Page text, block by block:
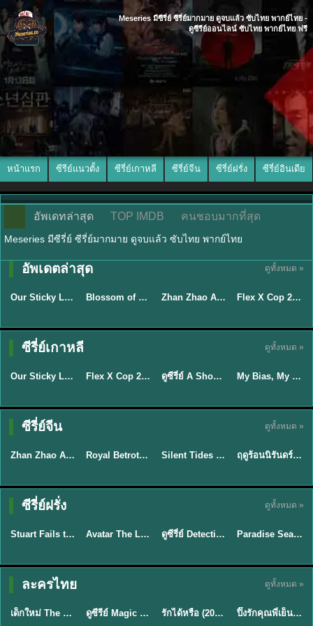
Meseries มีซีรี่ย์ ซีรี่ย์มากมาย ดูจบแล้ว ซับไทย พากย์ไทย -
ดูซีรีย์ออนไลน์ ซับไทย พากย์ไทย ฟรี
หน้าแรก ซีรีย์แนวตั้ง ซีรี่ย์เกาหลี ซีรี่ย์จีน ซีรี่ย์ฝรั่ง ซีรี่ย์อินเดีย
อัพเดทล่าสุด TOP IMDB คนชอบมากที่สุด
Meseries มีซีรี่ย์ ซีรี่ย์มากมาย ดูจบแล้ว ซับไทย พากย์ไทย
อัพเดตล่าสุด ดูทั้งหมด »
★6
ซับไทย
Our Sticky Love รักติดหนึบ (2026) พากย์ไทย ซับไทย EP.1-12 Blossom of Power (2026) บุหงาซ่อนคม พากย์ไทย ซับไทย EP1-36 ★5 Zhan Zhao Adventures จั่นเจาตะลุยยุทธภพ (2026) พากย์ไทย ซับไทย EP.1-37 (จบ) ★8
ซับไทย
Flex X Cop 2 คุณชายสายสืบ ซีซั่น 2 (2026) พากย์ไทย ซับไทย EP.1-14
ซีรี่ย์เกาหลี ดูทั้งหมด »
★6
ซับไทย
Our Sticky Love รักติดหนึบ (2026) พากย์ไทย ซับไทย EP.1-12 ★8 Flex X Cop 2 คุณชายสายสืบ ซีซั่น 2 (2026) พากย์ไทย ซับไทย EP.1-14 ★8 EP.16ดูซีรี่ย์ A Shop for Killers 2 ร้านลับนักฆ่า ซีซัน 2 (2026) ซับไทย-พากย์ไทย
ซับไทย
My Bias, My Boss เมื่อเมนฉันเป็นประธานบริษัท (2026) พากย์ไทย ซับไทย EP.1-12
ซีรี่ย์จีน ดูทั้งหมด »
★5
พากย์ไทย
Zhan Zhao Adventures จั่นเจาตะลุยยุทธภพ (2026) พากย์ไทย ซับไทย EP.1-37 (จบ) ★9 Royal Betrothal (2026) สัญญาวิวาห์แห่งราชวงศ์ พากย์ไทย ซับไทย EP1-32 ★9.5 Silent Tides คลื่นลมลวง (2025) พากย์ไทย ซับไทย EP.1-31 ★8.8
พากย์ไทย
ฤดูร้อนนิรันดร์ (2026) Never-Ending Summer พากย์ไทย EP.1-29
ซีรี่ย์ฝรั่ง ดูทั้งหมด »
★9.3
พากย์ไทย
Stuart Fails to Save the Universe สจ๊วตล่มแผนกู้จักรวาล (2026) พากย์ไทย ซับไทย EP.1-10 ★7.8 EP.7Avatar The Last Airbender 2 เณรน้อยเจ้าอภินิหาร พากย์ไทย EP.9ดูซีรี่ย์ Detective Hole (2026) พากย์ไทย HD ฟรี อัปเดตล่าสุด Netflix EP.8
พากย์ไทย
Paradise Season 2 (2026) พากย์ไทย EP1-8 ดูซีรี่ย์ฝรั่ง HD ครบทุกตอน
ละครไทย ดูทั้งหมด »
★ 8 EP.6
พากย์ไทย
เด็กใหม่ The Reset 2026 EP1-6 พากย์ไทย ดูซีรี่ย์ Netflix ล่าสุด HD ดูซีรีย์ Magic Move (2026) ทำนายทายรัก Thai EP.1-10 HD รักได้หรือ (2026) YOUNG Let's Begin Again พากย์ไทย EP.1-19 ★8
พากย์ไทย
ปิ๊งรักคุณพี่เย็นชา (2026) Frozen Valentine EP.1-10 (จบ)